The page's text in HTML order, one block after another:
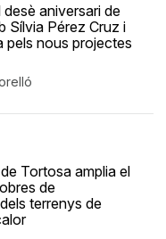
aniversari de
Sílvia Pérez Cruz i
pels nous projectes
Tortosa amplia el
de
terrenys de